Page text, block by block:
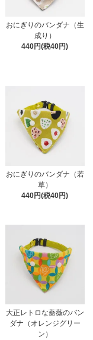
おにぎりのバンダナ（生
成り）
440円(税40円)
おにぎりのバンダナ（若
草）
440円(税40円)
大正レトロな薔薇のバン
ダナ（オレンジグリー
ン）